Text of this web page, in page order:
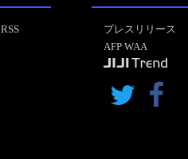
RSS
プレスリリース
AFP WAA